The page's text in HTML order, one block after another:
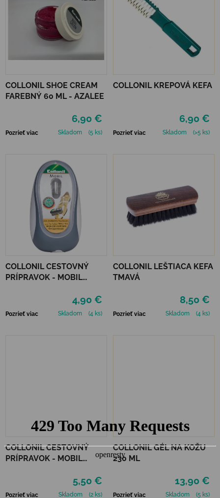
COLLONIL SHOE CREAM
FAREBNÝ 60 ML - AZALEE
6,90 €
Pozrieť viac Skladom (5 ks)
COLLONIL KREPOVÁ KEFA
6,90 €
Pozrieť viac Skladom (>5 ks)
COLLONIL CESTOVNÝ
PRÍPRAVOK - MOBIL
4,90 €
Pozrieť viac Skladom (4 ks)
COLLONIL LEŠTIACA KEFA
TMAVÁ
8,50 €
Pozrieť viac Skladom (4 ks)
COLLONIL CESTOVNÝ
PRÍPRAVOK - MOBIL
5,50 €
Pozrieť viac Skladom (2 ks)
COLLONIL GÉL NA KOŽU
230 ML
13,90 €
Pozrieť viac Skladom (5 ks)